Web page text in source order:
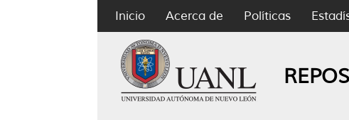
Inicio Acerca de Políticas